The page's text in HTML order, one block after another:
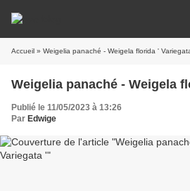
Accueil » Weigelia panaché - Weigela florida '
Weigelia panaché - Weigela
Publié le 11/05/2023 à 13:26
Par Edwige